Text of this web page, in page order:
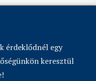
érdeklődnél egy
keresztül